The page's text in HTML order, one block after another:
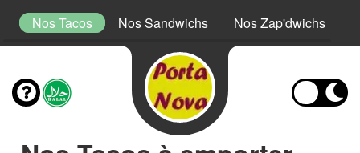
Nos Tacos Nos Sandwichs Nos Zap'dwichs